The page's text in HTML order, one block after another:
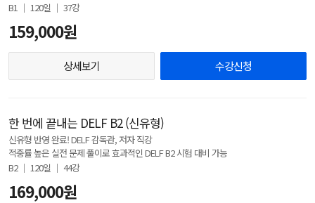
B1 │ 120일 │ 37강
159,000원
상세보기 수강신청
한 번에 끝내는 DELF B2 (신유형)
신유형 반영 완료! DELF 감독관, 저자 직강
적중률 높은 실전 문제 풀이로 효과적인 DELF B2 시험 대비 가능
B2 │ 120일 │ 44강
169,000원